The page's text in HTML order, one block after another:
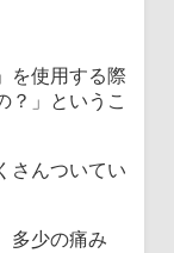
を使用する際
？」というこ
さんついてい
多少の痛み